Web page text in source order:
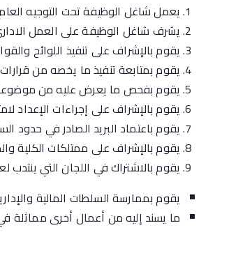
يعمل شاغل الوظيفة تحت التوجيه
يشرف شاغل الوظيفة على العمل
يقوم بالإشراف على تنفيذ اللوائح
يقوم بمتابعة تنفيذ ما يخصه من
يقوم بفحص ما يعرض عليه من
يقوم بالإشراف على إجراءات الإعداد
يقوم باعتماد البريد الصادر في حدود
يقوم بالإشراف على ممتلكات الكلية
يقوم بالاشتراك في اللجان التي ينتدب
يقوم بممارسة السلطات المالية
ما يسند إليه من أعمال أخرى مماثلة